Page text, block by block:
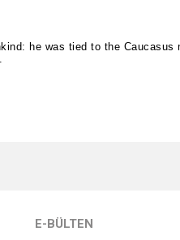
he was tied to the
E-BÜLTEN